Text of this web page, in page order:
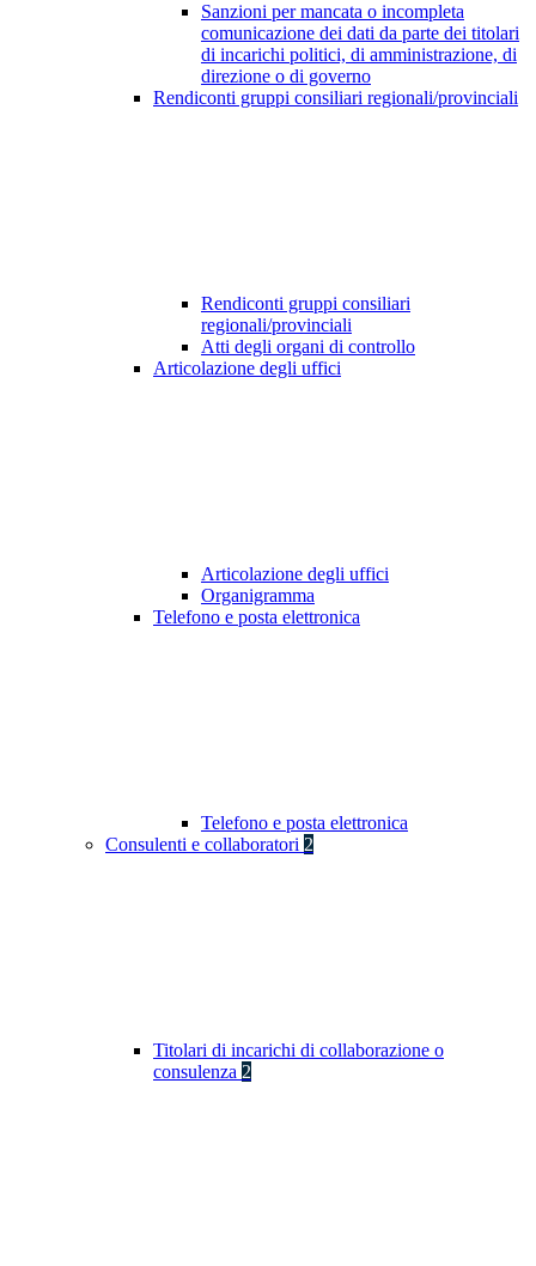
Sanzioni per mancata o incompleta
comunicazione dei dati da parte dei titolari
di incarichi politici, di amministrazione, di
direzione o di governo
Rendiconti gruppi consiliari regionali/provinciali
Rendiconti gruppi consiliari
regionali/provinciali
Atti degli organi di controllo
Articolazione degli uffici
Articolazione degli uffici
Organigramma
Telefono e posta elettronica
Telefono e posta elettronica
Consulenti e collaboratori 2
Titolari di incarichi di collaborazione o
consulenza 2